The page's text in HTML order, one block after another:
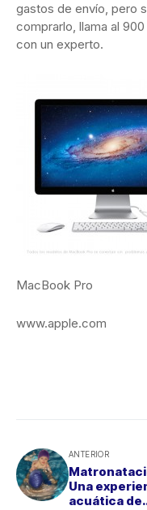
gastos de envío, pero
comprarlo, llama al
con un experto.
MacBook Pro
www.apple.com
ANTERIOR
Una
acuática de